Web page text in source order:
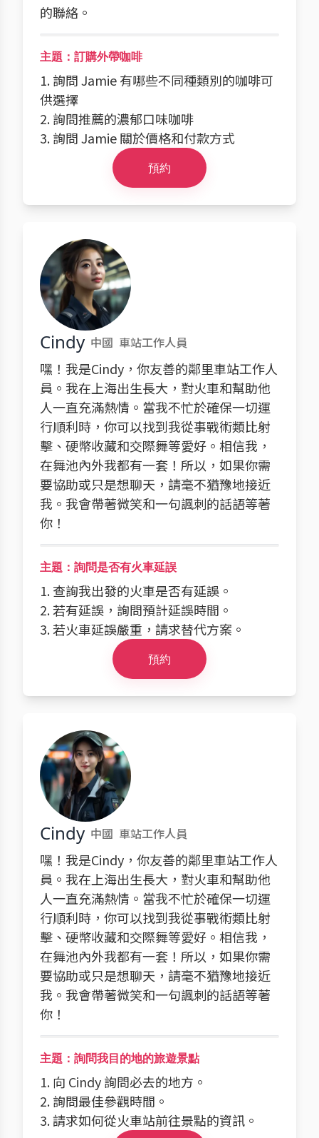
的聯絡。
主題：訂購外帶咖啡
1. 詢問 Jamie 有哪些不同種類別的咖啡可
供選擇
2. 詢問推薦的濃郁口味咖啡
3. 詢問 Jamie 關於價格和付款方式
預約
Cindy 中國 車站工作人員
嘿！我是Cindy，你友善的鄰里車站工作人
員。我在上海出生長大，對火車和幫助他
人一直充滿熱情。當我不忙於確保一切運
行順利時，你可以找到我從事戰術類比射
擊、硬幣收藏和交際舞等愛好。相信我，
在舞池內外我都有一套！所以，如果你需
要協助或只是想聊天，請毫不猶豫地接近
我。我會帶著微笑和一句諷刺的話語等著
你！
主題：詢問是否有火車延誤
1. 查詢我出發的火車是否有延誤。
2. 若有延誤，詢問預計延誤時間。
3. 若火車延誤嚴重，請求替代方案。
預約
Cindy 中國 車站工作人員
嘿！我是Cindy，你友善的鄰里車站工作人
員。我在上海出生長大，對火車和幫助他
人一直充滿熱情。當我不忙於確保一切運
行順利時，你可以找到我從事戰術類比射
擊、硬幣收藏和交際舞等愛好。相信我，
在舞池內外我都有一套！所以，如果你需
要協助或只是想聊天，請毫不猶豫地接近
我。我會帶著微笑和一句諷刺的話語等著
你！
主題：詢問我目的地的旅遊景點
1. 向 Cindy 詢問必去的地方。
2. 詢問最佳參觀時間。
3. 請求如何從火車站前往景點的資訊。